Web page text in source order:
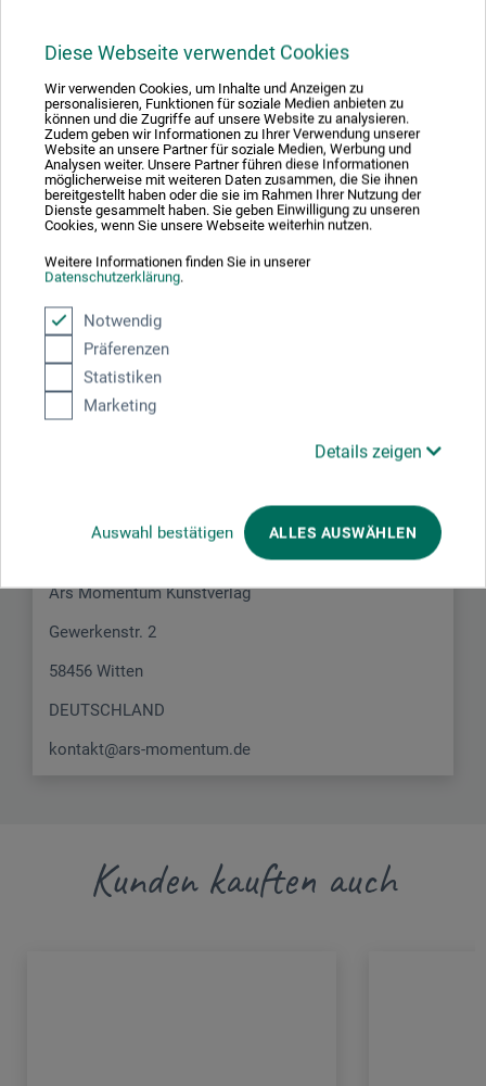
Diese Webseite verwendet Cookies
Wir verwenden Cookies, um Inhalte und Anzeigen zu
personalisieren, Funktionen für soziale Medien anbieten zu
können und die Zugriffe auf unsere Website zu analysieren.
Zudem geben wir Informationen zu Ihrer Verwendung unserer
Website an unsere Partner für soziale Medien, Werbung und
Analysen weiter. Unsere Partner führen diese Informationen
möglicherweise mit weiteren Daten zusammen, die Sie ihnen
bereitgestellt haben oder die sie im Rahmen Ihrer Nutzung der
Dienste gesammelt haben. Sie geben Einwilligung zu unseren
Cookies, wenn Sie unsere Webseite weiterhin nutzen.
Weitere Informationen finden Sie in unserer
Datenschutzerklärung.
Notwendig
Präferenzen
Statistiken
Marketing
Details zeigen
Auswahl bestätigen ALLES AUSWÄHLEN
20.01.2022
gute Herangehensweise, aber man muss dran
arbeiten.
Produkt: Das freihändige persp.Zeichnen - J.D.Thulesius ars momentum
Vlg
Gute Beispiele und Übungen
Hersteller-Kontakt
Hier finden Sie die Kontaktdaten des Herstellers zu
diesem Produkt.
Ars Momentum Kunstverlag
Gewerkenstr. 2
58456 Witten
DEUTSCHLAND
kontakt@ars-momentum.de
Kunden kauften auch